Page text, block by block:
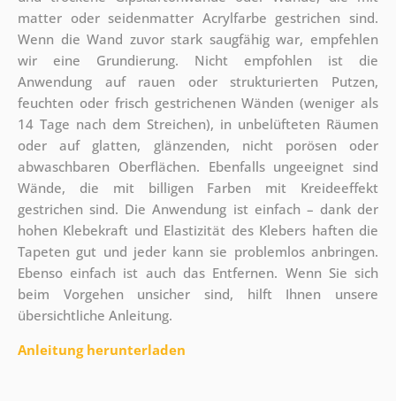
matter oder seidenmatter Acrylfarbe gestrichen sind.
Wenn die Wand zuvor stark saugfähig war, empfehlen
wir eine Grundierung. Nicht empfohlen ist die
Anwendung auf rauen oder strukturierten Putzen,
feuchten oder frisch gestrichenen Wänden (weniger als
14 Tage nach dem Streichen), in unbelüfteten Räumen
oder auf glatten, glänzenden, nicht porösen oder
abwaschbaren Oberflächen. Ebenfalls ungeeignet sind
Wände, die mit billigen Farben mit Kreideeffekt
gestrichen sind. Die Anwendung ist einfach – dank der
hohen Klebekraft und Elastizität des Klebers haften die
Tapeten gut und jeder kann sie problemlos anbringen.
Ebenso einfach ist auch das Entfernen. Wenn Sie sich
beim Vorgehen unsicher sind, hilft Ihnen unsere
übersichtliche Anleitung.
Anleitung herunterladen